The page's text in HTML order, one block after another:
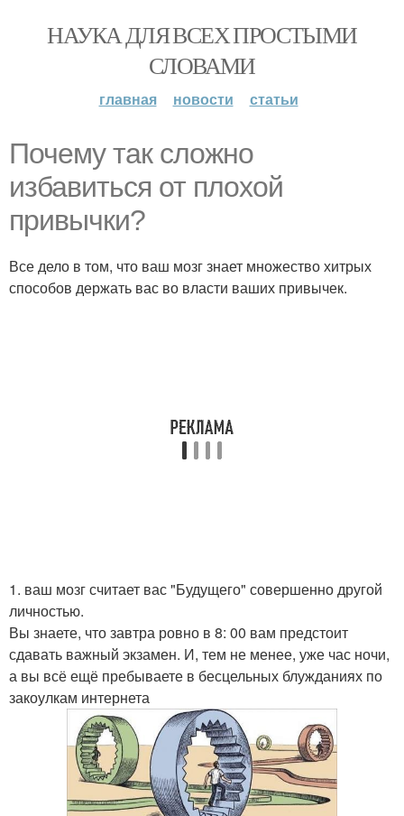
НАУКА ДЛЯ ВСЕХ ПРОСТЫМИ
СЛОВАМИ
главная новости статьи
Почему так сложно
избавиться от плохой
привычки?
Все дело в том, что ваш мозг знает множество хитрых
способов держать вас во власти ваших привычек.
1. ваш мозг считает вас "Будущего" совершенно другой
личностью.
Вы знаете, что завтра ровно в 8: 00 вам предстоит
сдавать важный экзамен. И, тем не менее, уже час ночи,
а вы всё ещё пребываете в бесцельных блужданиях по
закоулкам интернета